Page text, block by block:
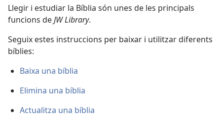
de
Llegir i estudiar la Bíblia són unes de les principals
funcions deJW Library.
Seguix estes instruccions per baixar i utilitzar diferents
bíblies:
Baixa una bíblia
Elimina una bíblia
Actualitza una bíblia